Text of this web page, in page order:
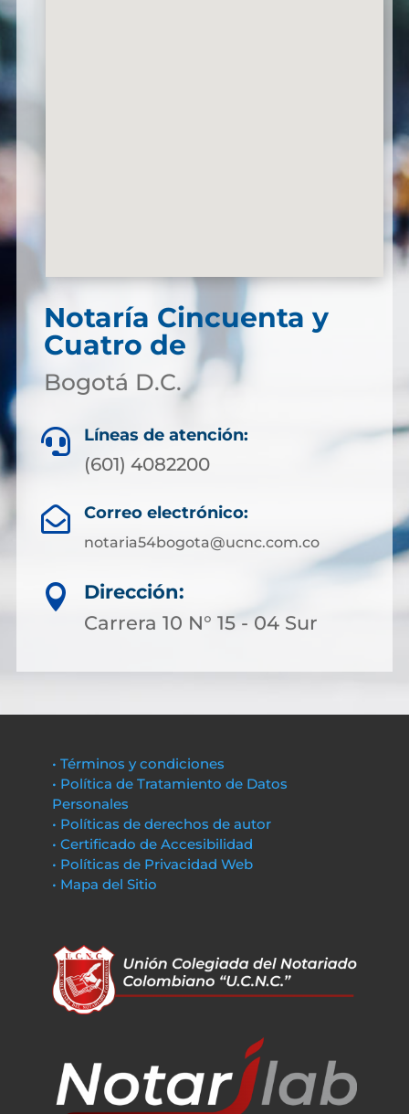
Notaría Cincuenta y
Cuatro de
Bogotá D.C.
 Líneas de atención:
(601) 4082200
 Correo electrónico:
notaria54bogota@ucnc.com.co

Dirección:
Carrera 10 N° 15 - 04 Sur
• Términos y condiciones
• Política de Tratamiento de Datos
Personales
• Políticas de derechos de autor
• Certificado de Accesibilidad
• Políticas de Privacidad Web
• Mapa del Sitio